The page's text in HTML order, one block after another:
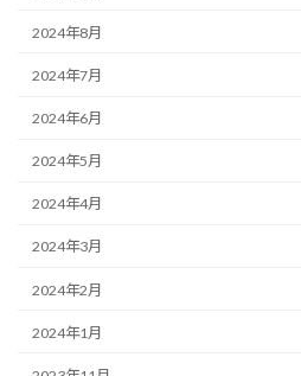
2024年8月
2024年7月
2024年6月
2024年5月
2024年4月
2024年3月
2024年2月
2024年1月